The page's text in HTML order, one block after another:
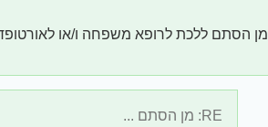
מן הסתם ללכת לרופא משפחה ו/או
RE: מן הסתם ...